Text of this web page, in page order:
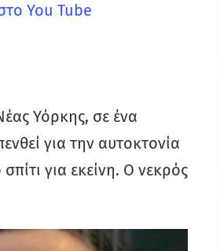
You Tube
Υόρκης, σε ένα
για την αυτοκτονία
για εκείνη. Ο νεκρός